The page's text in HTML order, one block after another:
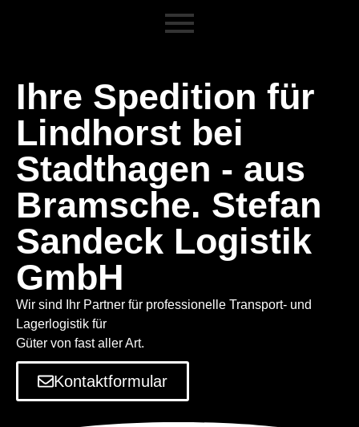
Ihre Spedition für
Lindhorst bei
Stadthagen - aus
Bramsche. Stefan
Sandeck Logistik
GmbH
Wir sind Ihr Partner für professionelle Transport- und
Lagerlogistik für
Güter von fast aller Art.
Kontaktformular